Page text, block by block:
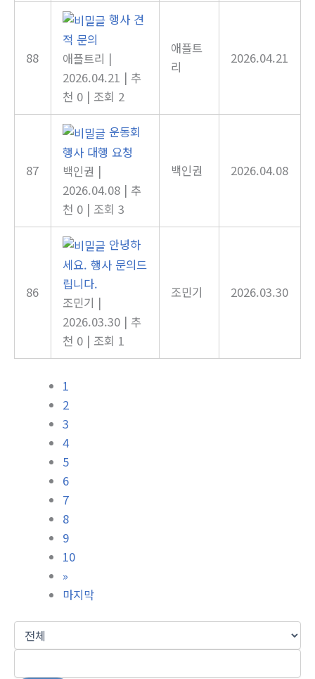
88
행사 견
적 문의
애플트리 |
2026.04.21 | 추
천 0 | 조회 2
애플트
리
2026.04.21
87
운동회
행사 대행 요청
백인권 |
2026.04.08 | 추
천 0 | 조회 3
백인권 2026.04.08
86
안녕하
세요. 행사 문의드
립니다.
조민기 |
2026.03.30 | 추
천 0 | 조회 1
조민기 2026.03.30
1
2
3
4
5
6
7
8
9
10
»
마지막